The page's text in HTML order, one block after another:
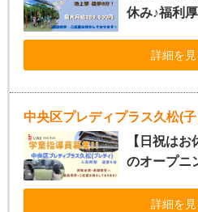
休み♪福利
詳細を見
中央区プレディプラス久松(
【日祝は
のオープニ
詳細を見